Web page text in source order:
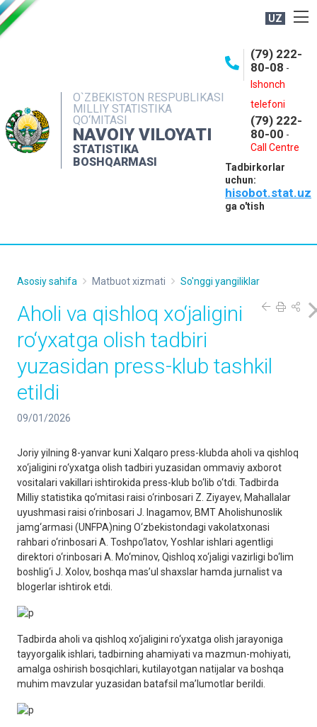
UZ
O`ZBEKISTON RESPUBLIKASI
MILLIY STATISTIKA
QO‘MITASI
NAVOIY VILOYATI
STATISTIKA
BOSHQARMASI
(79) 222-
80-08 -
Ishonch
telefoni
(79) 222-
80-00 -
Call Centre
Tadbirkorlar
uchun:
hisobot.stat.uz
ga o'tish
OCHIQ MA'LUMOTLAR
INTERAKTIV XIZMATLAR
MUROJAATLAR
Asosiy sahifa Matbuot xizmati So'nggi yangiliklar
Aholi va qishloq xo‘jaligini
ro‘yxatga olish tadbiri
yuzasidan press-klub tashkil
etildi
09/01/2026
Joriy yilning 8-yanvar kuni Xalqaro press-klubda aholi va qishloq
xo‘jaligini ro‘yxatga olish tadbiri yuzasidan ommaviy axborot
vositalari vakillari ishtirokida press-klub bo‘lib o‘tdi. Tadbirda
Milliy statistika qo‘mitasi raisi o‘rinbosari Z. Ziyayev, Mahallalar
uyushmasi raisi o‘rinbosari J. Inagamov, BMT Aholishunoslik
jamg‘armasi (UNFPA)ning O‘zbekistondagi vakolatxonasi
rahbari o‘rinbosari A. Toshpo‘latov, Yoshlar ishlari agentligi
direktori o‘rinbosari A. Mo‘minov, Qishloq xo‘jaligi vazirligi bo‘lim
boshlig‘i J. Xolov, boshqa mas’ul shaxslar hamda jurnalist va
blogerlar ishtirok etdi.
Tadbirda aholi va qishloq xo‘jaligini ro‘yxatga olish jarayoniga
tayyorgalik ishlari, tadbirning ahamiyati va mazmun-mohiyati,
amalga oshirish bosqichlari, kutilayotgan natijalar va boshqa
muhim mavzular yuzasidan batafsil ma’lumotlar berildi.